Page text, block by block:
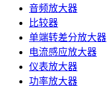
音频放大器
比较器
单端转差分放大器
电流感应放大器
仪表放大器
功率放大器